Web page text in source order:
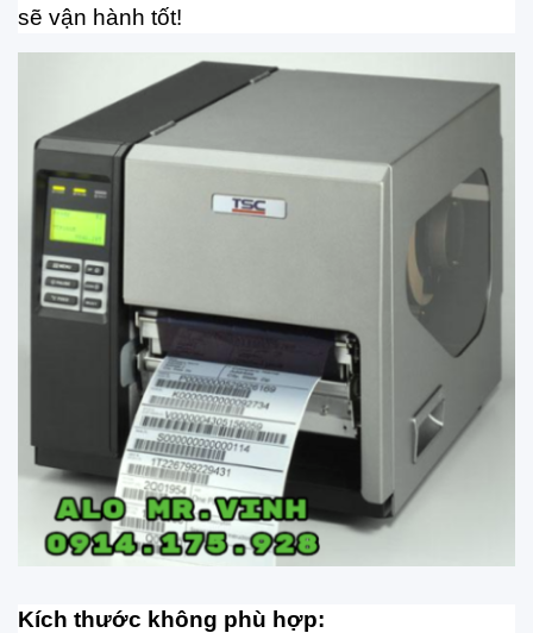
sẽ vận hành tốt!
Kích thước không phù hợp: